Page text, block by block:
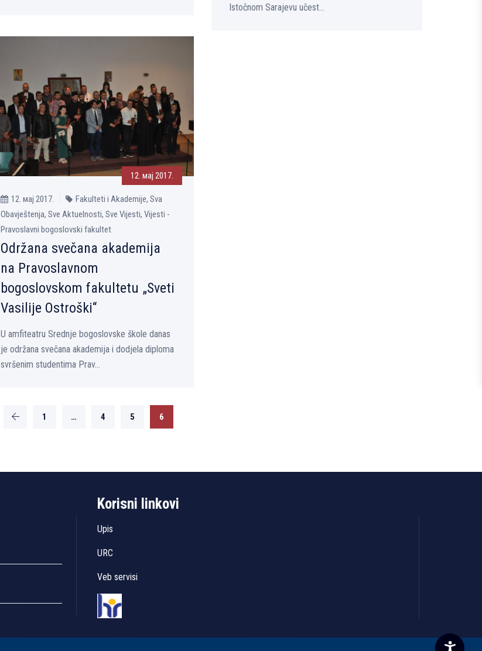
Istočnom Sarajevu učest...
12. мај 2017.
12. мај 2017.
Fakulteti i Akademije, Sva
Obavještenja, Sve Aktuelnosti, Sve Vijesti, Vijesti -
Pravoslavni bogoslovski fakultet
Održana svečana akademija
na Pravoslavnom
bogoslovskom fakultetu „Sveti
Vasilije Ostroški“
U amfiteatru Srednje bogoslovske škole danas
je održana svečana akademija i dodjela diploma
svršenim studentima Prav...
1 … 4 5 6
Korisni linkovi
Upis
URC
Veb servisi